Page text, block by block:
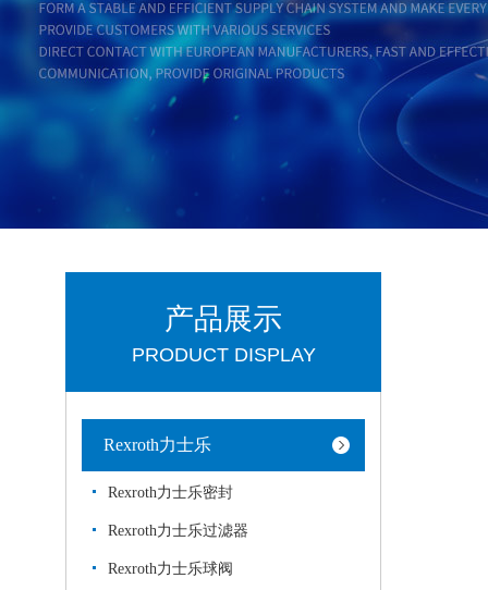
产品展示
PRODUCT DISPLAY
Rexroth力士乐
Rexroth力士乐密封
Rexroth力士乐过滤器
Rexroth力士乐球阀